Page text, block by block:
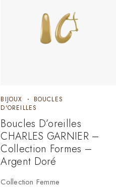
BIJOUX
BOUCLES
D'OREILLES
Boucles D’oreilles
CHARLES GARNIER –
Collection Formes –
Argent Doré
Collection Femme